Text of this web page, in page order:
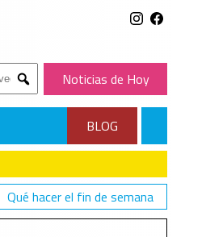
Submit
Noticias de Hoy
BLOG
Qué hacer el fin de semana